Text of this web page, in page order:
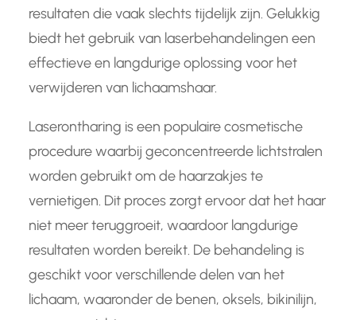
resultaten die vaak slechts tijdelijk zijn. Gelukkig
biedt het gebruik van laserbehandelingen een
effectieve en langdurige oplossing voor het
verwijderen van lichaamshaar.
Laserontharing is een populaire cosmetische
procedure waarbij geconcentreerde lichtstralen
worden gebruikt om de haarzakjes te
vernietigen. Dit proces zorgt ervoor dat het haar
niet meer teruggroeit, waardoor langdurige
resultaten worden bereikt. De behandeling is
geschikt voor verschillende delen van het
lichaam, waaronder de benen, oksels, bikinilijn,